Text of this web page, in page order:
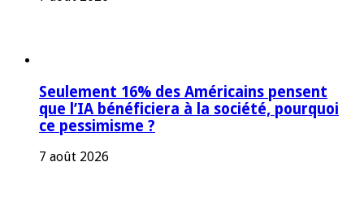
Seulement 16% des Américains pensent
que l’IA bénéficiera à la société, pourquoi
ce pessimisme ?
7 août 2026